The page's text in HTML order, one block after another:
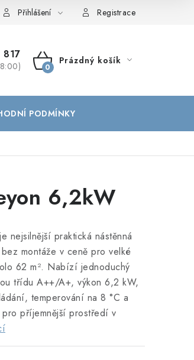
Přihlášení Registrace
NÁKUPNÍ
Prázdný košík
PODMÍNKY
6,2kW
nejsilnější praktická nástěnná
montáže v ceně pro velké
62 m². Nabízí jednoduchý
třídu A++/A+, výkon 6,2 kW,
temperování na 8 °C a
příjemnější prostředí v